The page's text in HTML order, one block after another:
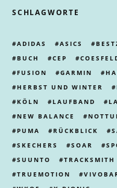
SCHLAGWORTE
ADIDAS ASICS
BUCH
CEP
FUSION
GARMIN
HERBST UND WINTER
KÖLN
LAUFBAND
NEW BALANCE
PUMA
RÜCKBLICK
SKECHERS
SOAR
SUUNTO
TRACKSMITH
TRUEMOTION